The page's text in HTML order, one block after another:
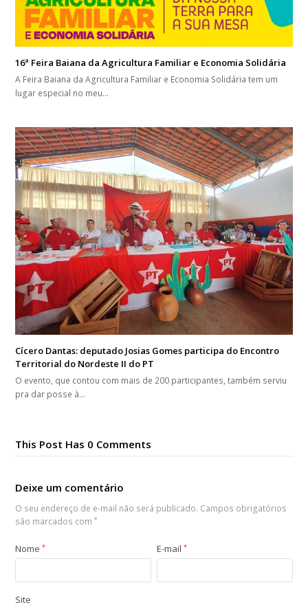
16ª Feira Baiana da Agricultura Familiar e Economia Solidária
A Feira Baiana da Agricultura Familiar e Economia Solidária tem um
lugar especial no meu…
Cícero Dantas: deputado Josias Gomes participa do Encontro
Territorial do Nordeste II do PT
O evento, que contou com mais de 200 participantes, também serviu
pra dar posse à…
This Post Has 0 Comments
Deixe um comentário
O seu endereço de e-mail não será publicado. Campos obrigatórios
são marcados com*
Nome* E-mail*
Site